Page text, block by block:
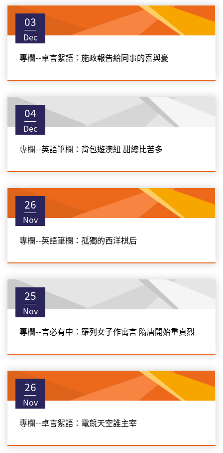
03
Dec
專欄--卓言絮語：施政報告給同事的喜與憂
04
Dec
專欄--英語筆欄：背包遊澳紐 甜總比苦多
26
Nov
專欄--英語筆欄：孤獨的西洋棋后
25
Nov
專欄--言必有中：羅列女子作寓言 隋唐開始重貞烈
26
Nov
專欄--卓言絮語：電競天空誰主宰